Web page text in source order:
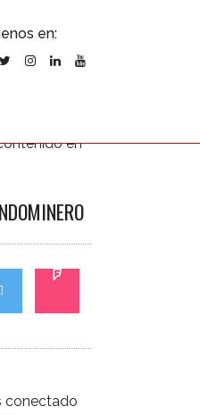
en:
en
conectado